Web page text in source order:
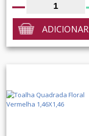
ADICIONAR